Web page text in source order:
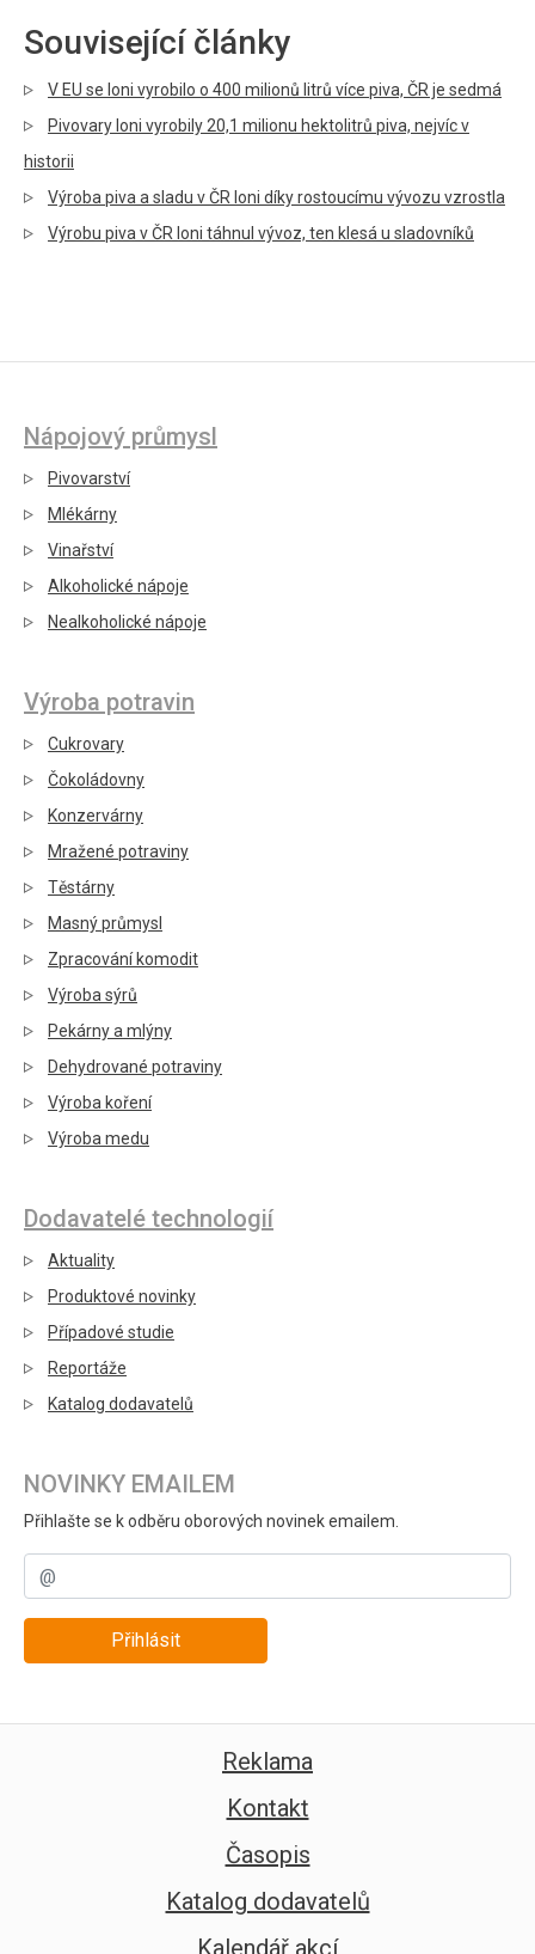
Související články
V EU se loni vyrobilo o 400 milionů litrů více piva, ČR je sedmá
Pivovary loni vyrobily 20,1 milionu hektolitrů piva, nejvíc v
historii
Výroba piva a sladu v ČR loni díky rostoucímu vývozu vzrostla
Výrobu piva v ČR loni táhnul vývoz, ten klesá u sladovníků
Nápojový průmysl
Pivovarství
Mlékárny
Vinařství
Alkoholické nápoje
Nealkoholické nápoje
Výroba potravin
Cukrovary
Čokoládovny
Konzervárny
Mražené potraviny
Těstárny
Masný průmysl
Zpracování komodit
Výroba sýrů
Pekárny a mlýny
Dehydrované potraviny
Výroba koření
Výroba medu
Dodavatelé technologií
Aktuality
Produktové novinky
Případové studie
Reportáže
Katalog dodavatelů
NOVINKY EMAILEM
Přihlašte se k odběru oborových novinek emailem.
Přihlásit
Reklama
Kontakt
Časopis
Katalog dodavatelů
Kalendář akcí